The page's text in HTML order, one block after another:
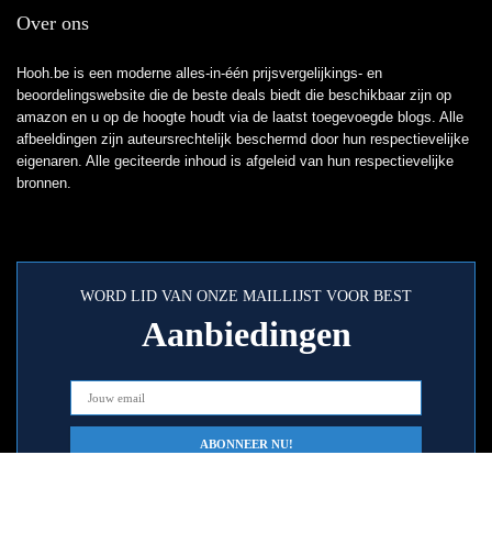
Over ons
Hooh.be is een moderne alles-in-één prijsvergelijkings- en
beoordelingswebsite die de beste deals biedt die beschikbaar zijn op
amazon en u op de hoogte houdt via de laatst toegevoegde blogs. Alle
afbeeldingen zijn auteursrechtelijk beschermd door hun respectievelijke
eigenaren. Alle geciteerde inhoud is afgeleid van hun respectievelijke
bronnen.
WORD LID VAN ONZE MAILLIJST VOOR BEST
Aanbiedingen